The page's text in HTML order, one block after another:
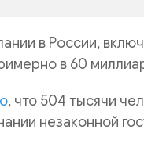
в России,
в 60
, что 504 тысячи
незаконной